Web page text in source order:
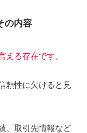
の内容
える存在です。
頼性に欠けると見
、取引先情報など